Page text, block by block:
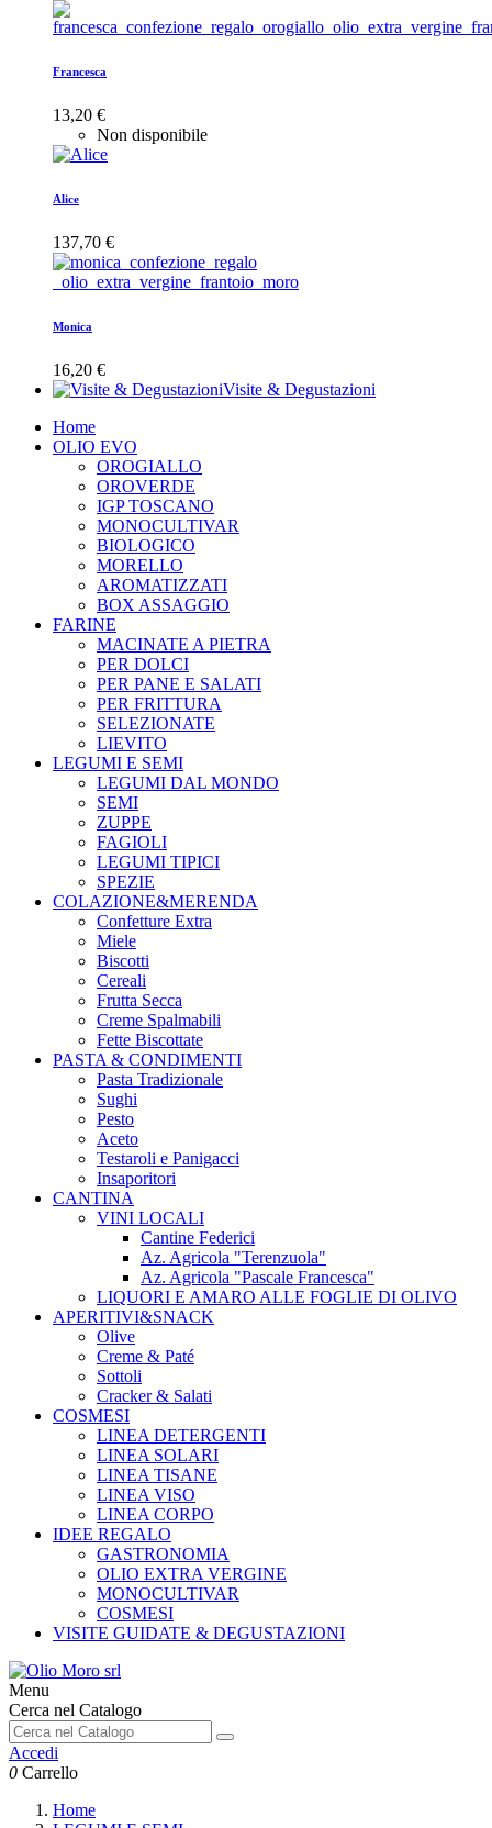
Francesca
13,20 €
Non disponibile
Alice
137,70 €
Monica
16,20 €
Visite & Degustazioni
Home
OLIO EVO
OROGIALLO
OROVERDE
IGP TOSCANO
MONOCULTIVAR
BIOLOGICO
MORELLO
AROMATIZZATI
BOX ASSAGGIO
FARINE
MACINATE A PIETRA
PER DOLCI
PER PANE E SALATI
PER FRITTURA
SELEZIONATE
LIEVITO
LEGUMI E SEMI
LEGUMI DAL MONDO
SEMI
ZUPPE
FAGIOLI
LEGUMI TIPICI
SPEZIE
COLAZIONE&MERENDA
Confetture Extra
Miele
Biscotti
Cereali
Frutta Secca
Creme Spalmabili
Fette Biscottate
PASTA & CONDIMENTI
Pasta Tradizionale
Sughi
Pesto
Aceto
Testaroli e Panigacci
Insaporitori
CANTINA
VINI LOCALI
Cantine Federici
Az. Agricola "Terenzuola"
Az. Agricola "Pascale Francesca"
LIQUORI E AMARO ALLE FOGLIE DI OLIVO
APERITIVI&SNACK
Olive
Creme & Paté
Sottoli
Cracker & Salati
COSMESI
LINEA DETERGENTI
LINEA SOLARI
LINEA TISANE
LINEA VISO
LINEA CORPO
IDEE REGALO
GASTRONOMIA
OLIO EXTRA VERGINE
MONOCULTIVAR
COSMESI
VISITE GUIDATE & DEGUSTAZIONI
Menu
Cerca nel Catalogo
Accedi
0 Carrello
Home